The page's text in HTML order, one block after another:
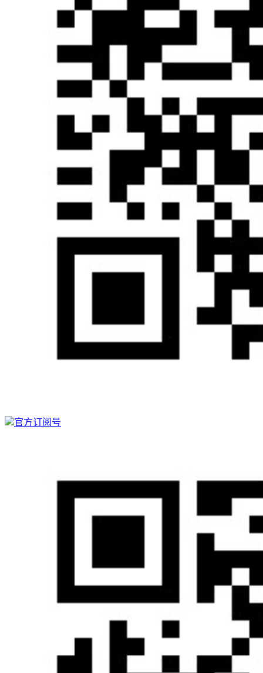
官方订阅号